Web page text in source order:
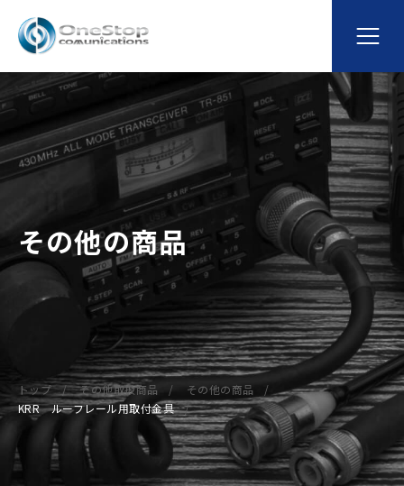
その他の商品
トップ その他取扱商品
その他の商品
KRR ルーフレール用取付金具